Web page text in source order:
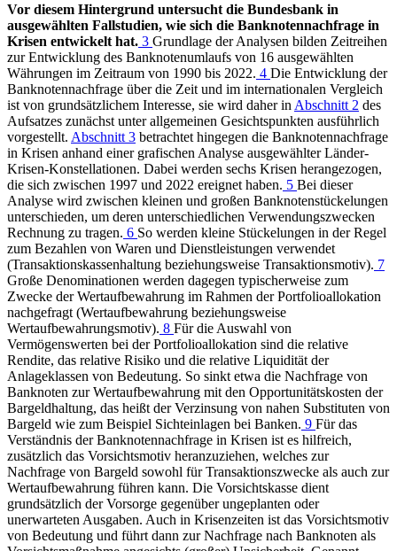
Vor diesem Hintergrund untersucht die Bundesbank in
ausgewählten Fallstudien, wie sich die Banknotennachfrage in
Krisen entwickelt hat. 3 Grundlage der Analysen bilden Zeitreihen
zur Entwicklung des Banknotenumlaufs von 16 ausgewählten
Währungen im Zeitraum von 1990 bis 2022. 4 Die Entwicklung der
Banknotennachfrage über die Zeit und im internationalen Vergleich
ist von grundsätzlichem Interesse, sie wird daher in Abschnitt 2 des
Aufsatzes zunächst unter allgemeinen Gesichtspunkten ausführlich
vorgestellt. Abschnitt 3 betrachtet hingegen die Banknotennachfrage
in Krisen anhand einer grafischen Analyse ausgewählter Länder-
Krisen-Konstellationen. Dabei werden sechs Krisen herangezogen,
die sich zwischen 1997 und 2022 ereignet haben. 5 Bei dieser
Analyse wird zwischen kleinen und großen Banknotenstückelungen
unterschieden, um deren unterschiedlichen Verwendungszwecken
Rechnung zu tragen. 6 So werden kleine Stückelungen in der Regel
zum Bezahlen von Waren und Dienstleistungen verwendet
(Transaktionskassenhaltung beziehungsweise Transaktionsmotiv). 7
Große Denominationen werden dagegen typischerweise zum
Zwecke der Wertaufbewahrung im Rahmen der Portfolioallokation
nachgefragt (Wertaufbewahrung beziehungsweise
Wertaufbewahrungsmotiv). 8 Für die Auswahl von
Vermögenswerten bei der Portfolioallokation sind die relative
Rendite, das relative Risiko und die relative Liquidität der
Anlageklassen von Bedeutung. So sinkt etwa die Nachfrage von
Banknoten zur Wertaufbewahrung mit den Opportunitätskosten der
Bargeldhaltung, das heißt der Verzinsung von nahen Substituten von
Bargeld wie zum Beispiel Sichteinlagen bei Banken. 9 Für das
Verständnis der Banknotennachfrage in Krisen ist es hilfreich,
zusätzlich das Vorsichtsmotiv heranzuziehen, welches zur
Nachfrage von Bargeld sowohl für Transaktionszwecke als auch zur
Wertaufbewahrung führen kann. Die Vorsichtskasse dient
grundsätzlich der Vorsorge gegenüber ungeplanten oder
unerwarteten Ausgaben. Auch in Krisenzeiten ist das Vorsichtsmotiv
von Bedeutung und führt dann zur Nachfrage nach Banknoten als